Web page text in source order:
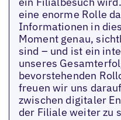
eine enorme Rolle
Informationen in
Moment genau,
sind – und ist ein
unseres
bevorstehenden
freuen wir uns
zwischen digitaler
der Filiale weiter zu